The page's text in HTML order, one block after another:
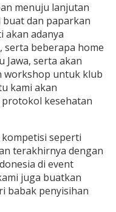
menuju lanjutan
buat dan paparkan
akan adanya
serta beberapa home
Jawa, serta akan
workshop untuk klub
kami akan
kesehatan
seperti
terakhirnya dengan
di event
juga buatkan
babak penyisihan